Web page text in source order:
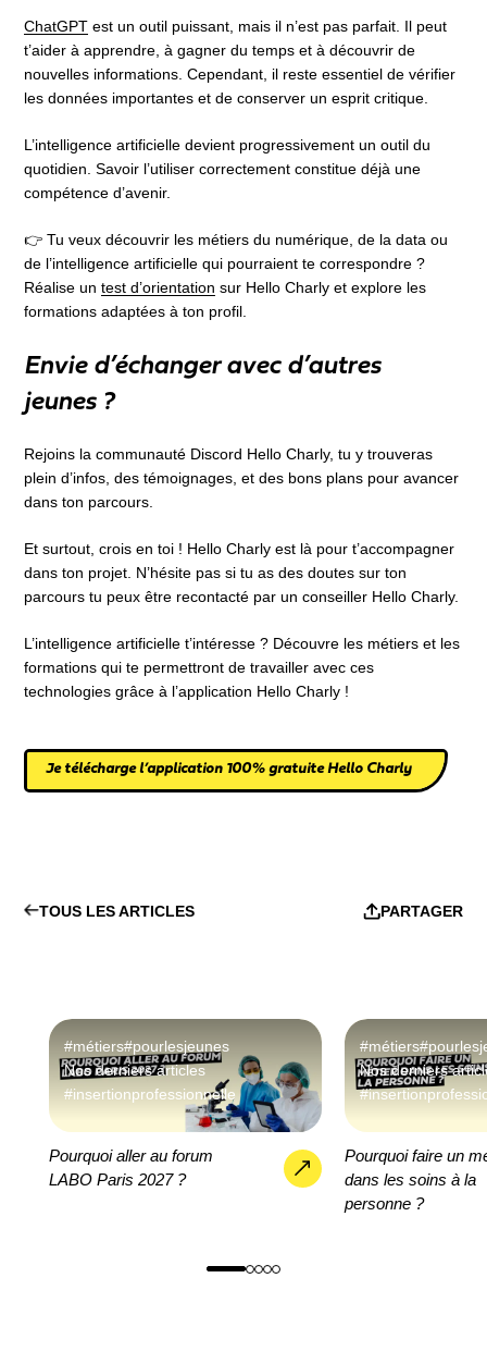
ChatGPT est un outil puissant, mais il n’est pas parfait. Il peut
t’aider à apprendre, à gagner du temps et à découvrir de
nouvelles informations. Cependant, il reste essentiel de vérifier
les données importantes et de conserver un esprit critique.
L’intelligence artificielle devient progressivement un outil du
quotidien. Savoir l’utiliser correctement constitue déjà une
compétence d’avenir.
👉 Tu veux découvrir les métiers du numérique, de la data ou
de l’intelligence artificielle qui pourraient te correspondre ?
Réalise untest d’orientation sur Hello Charly et explore les
formations adaptées à ton profil.
Envie d’échanger avec d’autres
jeunes ?
Rejoins la communauté Discord Hello Charly, tu y trouveras
plein d’infos, des témoignages, et des bons plans pour avancer
dans ton parcours.
Et surtout, crois en toi ! Hello Charly est là pour t’accompagner
dans ton projet. N’hésite pas si tu as des doutes sur ton
parcours tu peux être recontacté par un conseiller Hello Charly.
L’intelligence artificielle t’intéresse ? Découvre les métiers et les
formations qui te permettront de travailler avec ces
technologies grâce à l’application Hello Charly !
Je télécharge l’application 100% gratuite Hello Charly
TOUS LES ARTICLES PARTAGER
#métiers#pourlesjeunes
Nos derniers articles
#insertionprofessionnelle
Pourquoi aller au forum
LABO Paris 2027 ?
#métiers
Nos derniers
Pourquoi faire un
dans les soins à la
personne ?